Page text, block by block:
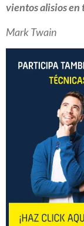
vientos alisios en
Mark Twain